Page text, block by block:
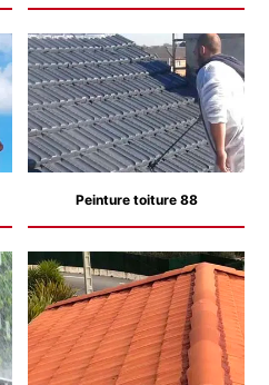
Peinture toiture 88